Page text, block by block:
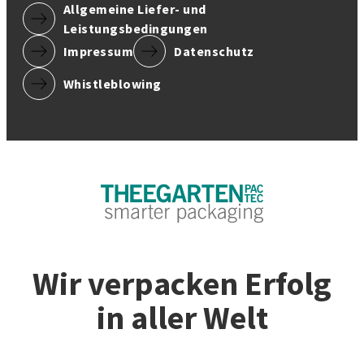
Allgemeine Liefer- und
Leistungsbedingungen
Impressum
Datenschutz
Whistleblowing
Wir verpacken Erfolg
in aller Welt